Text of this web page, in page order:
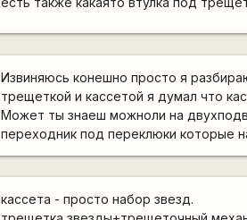
Извиняюсь конешно просто я
трещеткой и кассетой я думал что
Может ты знаеш можноли на
переходник под переклюки которые
кассета - просто набор звезд.